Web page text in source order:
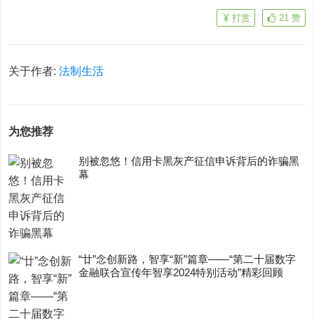
21 赞
打赏
关于作者:法制生活
为您推荐
别被忽悠！信用卡黑灰产征信申诉背后的诈骗黑
幕
“廿”念创新路，智享“新”篇章——“第二十届数字
金融联合宣传年智享2024特别活动”精彩回顾